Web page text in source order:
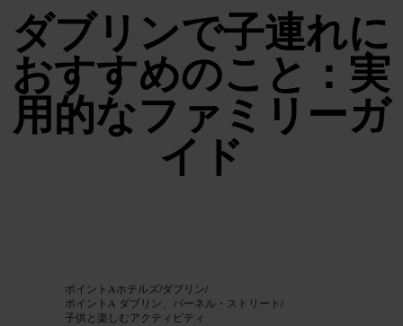
ダブリンで子連れに
おすすめのこと：実
用的なファミリーガ
イド
ポイントAホテルズ/ダブリン/
ポイントA ダブリン、パーネル・ストリート/
子供と楽しむアクティビティ